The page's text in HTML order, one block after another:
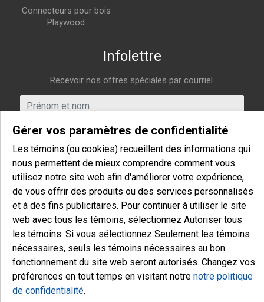
Connecteurs pour bois
Playwood
Infolettre
Recevoir nos offres spéciales par courriel.
S'inscrire à l'infolettre
Gérer vos paramètres de confidentialité
Les témoins (ou cookies) recueillent des informations qui
nous permettent de mieux comprendre comment vous
utilisez notre site web afin d'améliorer votre expérience,
de vous offrir des produits ou des services personnalisés
et à des fins publicitaires. Pour continuer à utiliser le site
web avec tous les témoins, sélectionnez Autoriser tous
les témoins. Si vous sélectionnez Seulement les témoins
nécessaires, seuls les témoins nécessaires au bon
fonctionnement du site web seront autorisés. Changez vos
préférences en tout temps en visitant notre notre politique
de confidentialité.